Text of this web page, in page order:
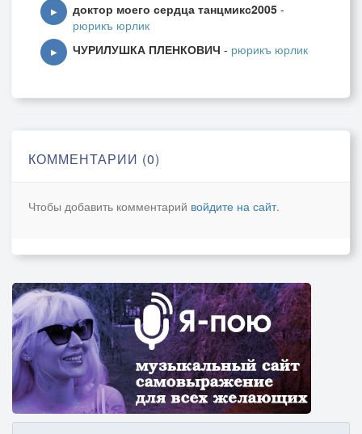
▶ доктор моего сердца танцмикс2005 -
рюрикъ юрлик
▶ ЧУРИЛУШКА ПЛЕНКОВИЧ - рюрикъ юрлик
КОММЕНТАРИИ (0)
Чтобы добавить комментарий войдите на сайт.